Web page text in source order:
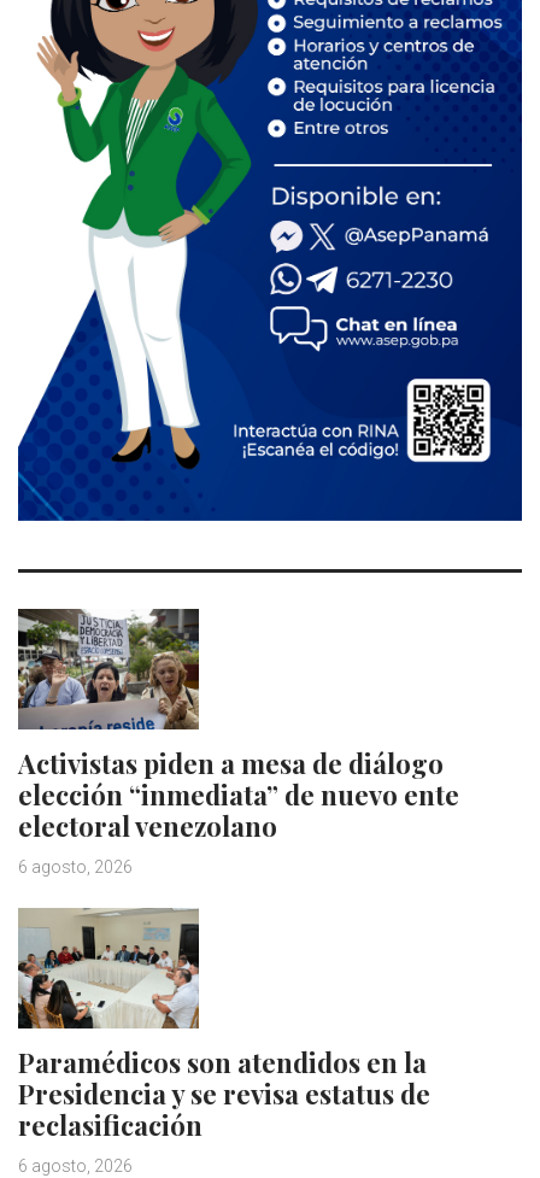
Activistas piden a mesa de diálogo
elección “inmediata” de nuevo ente
electoral venezolano
6 agosto, 2026
Paramédicos son atendidos en la
Presidencia y se revisa estatus de
reclasificación
6 agosto, 2026